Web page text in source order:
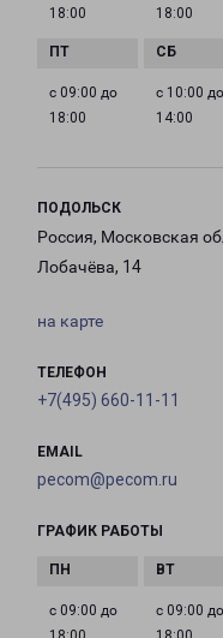
18:00
18:00
с 09:00 до
18:00
с 10:00 до
14:00
ПОДОЛЬСК
Россия, Московская
Лобачёва, 14
на карте
ТЕЛЕФОН
+7(495) 660-11-11
EMAIL
pecom@pecom.ru
ГРАФИК РАБОТЫ
с 09:00 до
с 09:00 до